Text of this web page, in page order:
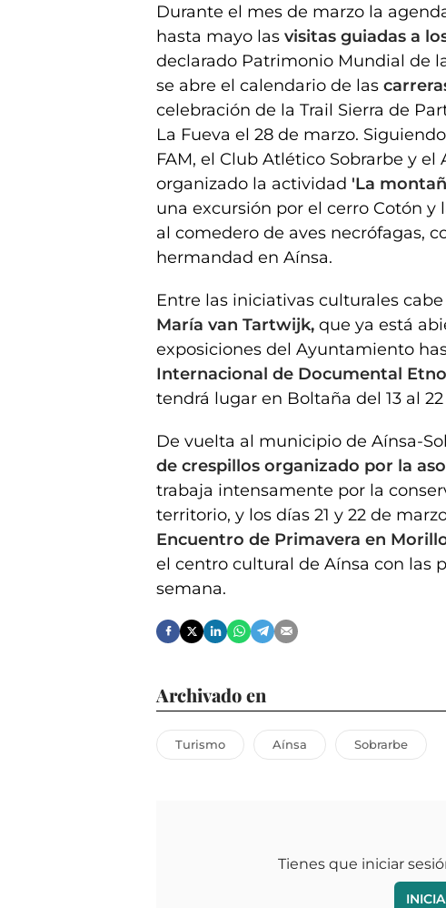
Durante el mes de marzo la
hasta mayo las visitas guiadas a
declarado Patrimonio Mundial de
se abre el calendario de las
celebración de la Trail Sierra de
La Fueva el 28 de marzo.
FAM, el Club Atlético Sobrarbe y
organizado la actividad 'La
una excursión por el cerro Cotón y
al comedero de aves necrófagas,
hermandad en Aínsa.
Entre las iniciativas culturales
María van Tartwijk, que ya está
exposiciones del Ayuntamiento
Internacional de Documental
tendrá lugar en Boltaña del 13 al
De vuelta al municipio de Aínsa-
de crespillos organizado por la
trabaja intensamente por la
territorio, y los días 21 y 22 de
Encuentro de Primavera en
el centro cultural de Aínsa con las
semana.
Archivado en
Turismo Aínsa Sobrarbe
Tienes que iniciar